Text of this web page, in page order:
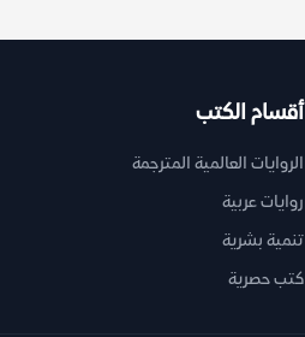
أقسام الكتب
الروايات العالمية المترجمة
روايات عربية
تنمية بشرية
كتب حصرية